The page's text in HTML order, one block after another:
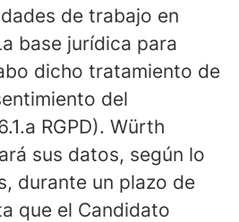
de trabajo en
base jurídica para
dicho tratamiento de
del
RGPD). Würth
sus datos, según lo
durante un plazo de
que el Candidato